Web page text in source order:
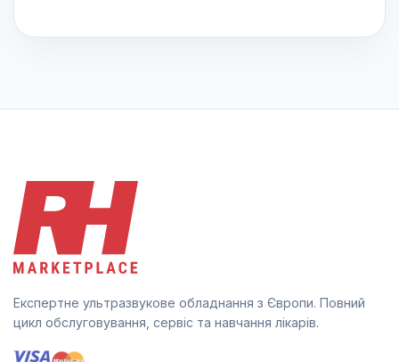
Експертне ультразвукове обладнання з Європи. Повний
цикл обслуговування, сервіс та навчання лікарів.